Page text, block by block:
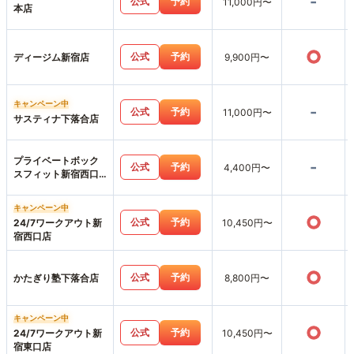
本店
ディージム新宿店 公式 予約 9,900円〜 ○
キャンペーン中
サスティナ下落合店
公式 予約 11,000円〜 -
プライベートボック
スフィット新宿西口
公式 予約 4,400円〜 -
キャンペーン中
24/7ワークアウト新
宿西口店
公式 予約 10,450円〜 ○
かたぎり塾下落合店 公式 予約 8,800円〜 ○
キャンペーン中
24/7ワークアウト新
宿東口店
公式 予約 10,450円〜 ○